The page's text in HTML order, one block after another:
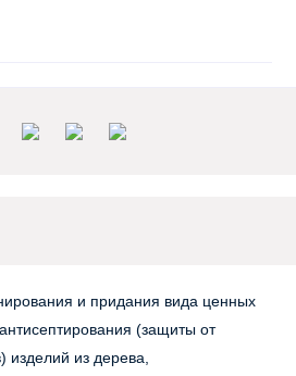
и придания вида ценных
(защиты от
изделий из дерева,